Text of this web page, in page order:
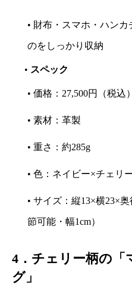
• 財布・スマホ・ハン
のをしっかり収納
• スペック
• 価格：27,500円（税込）
• 素材：革製
• 重さ：約285g
• 色：ネイビー×チェリ
• サイズ：縦13×横23×
節可能・幅1cm）
4．チェリー柄の「
グ」